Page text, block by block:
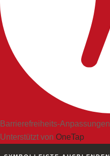
Barrierefreiheits-Anpassungen
Unterstützt von OneTap